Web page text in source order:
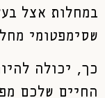
במחלות אצל
שסימפטומי
כך, יכולה
החיים שלכם